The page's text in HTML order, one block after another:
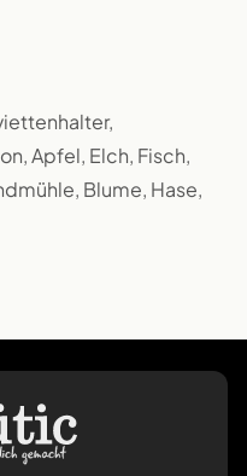
Apfel, Elch, Fisch,
Blume, Hase,